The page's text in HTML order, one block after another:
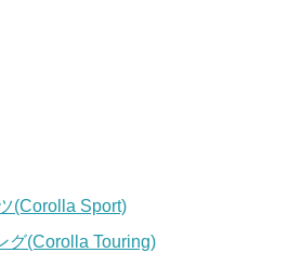
(Corolla Sport)
グ(Corolla Touring)